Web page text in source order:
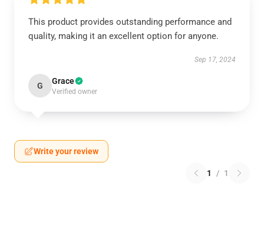
This product provides outstanding performance and
quality, making it an excellent option for anyone.
Sep 17, 2024
G Grace
Verified owner
Write your review
1 / 1